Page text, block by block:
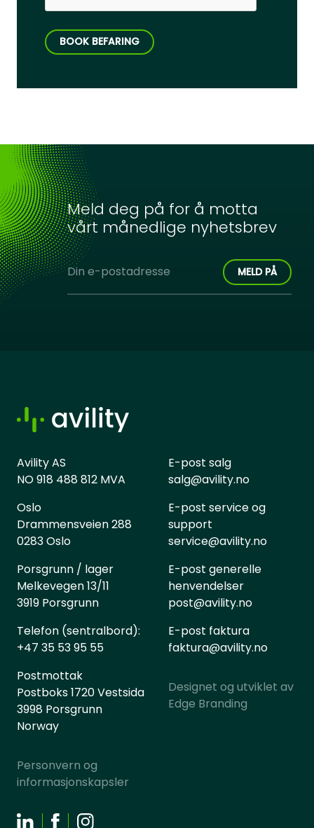
BOOK BEFARING
Meld deg på for å motta
vårt månedlige nyhetsbrev
Avility AS
NO 918 488 812 MVA
Oslo
Drammensveien 288
0283 Oslo
Porsgrunn / lager
Melkevegen 13/11
3919 Porsgrunn
Telefon (sentralbord):
+47 35 53 95 55
Postmottak
Postboks 1720 Vestsida
3998 Porsgrunn
Norway
Personvern og
informasjonskapsler
E-post salg
salg@avility.no
E-post service og
support
service@avility.no
E-post generelle
henvendelser
post@avility.no
E-post faktura
faktura@avility.no
Designet og utviklet av
Edge Branding